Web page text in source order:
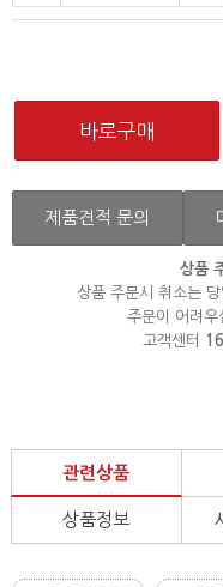
제품견적 문의
상품
상품 주문시 취소는
주문이 어려우
고객센터
관련상품
상품정보